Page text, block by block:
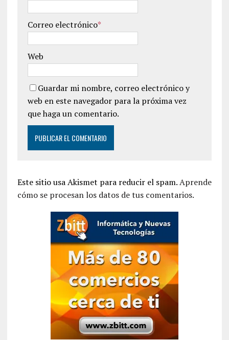
Correo electrónico*
Web
Guardar mi nombre, correo electrónico y
web en este navegador para la próxima vez
que haga un comentario.
Este sitio usa Akismet para reducir el spam.Aprende
cómo se procesan los datos de tus comentarios.